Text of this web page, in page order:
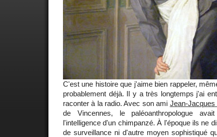
C'est une histoire que j'aime bien rappeler,
probablement déjà. Il y a très longtemps j'ai
raconter à la radio. Avec son ami Jean-Jacques
de Vincennes, le paléoanthropologue
l'intelligence d'un chimpanzé. À l'époque ils ne
de surveillance ni d'autre moyen sophistiqué